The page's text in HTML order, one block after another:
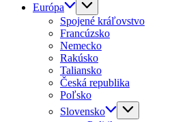
Európa
Spojené kráľovstvo
Francúzsko
Nemecko
Rakúsko
Taliansko
Česká republika
Poľsko
Slovensko